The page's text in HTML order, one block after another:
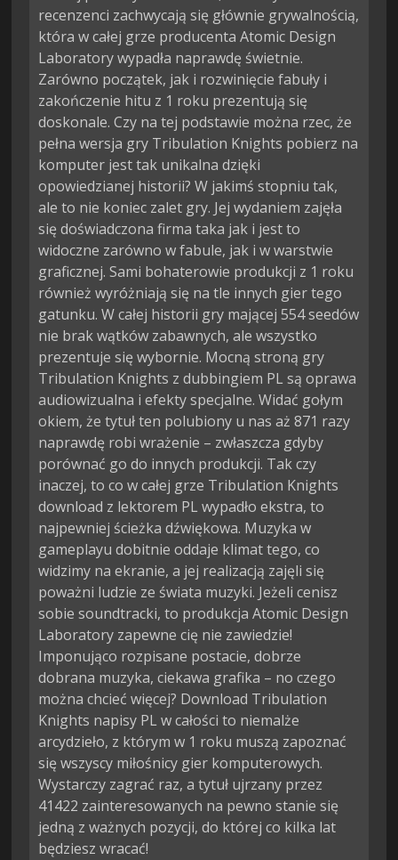
recenzenci zachwycają się głównie grywalnością,
która w całej grze producenta Atomic Design
Laboratory wypadła naprawdę świetnie.
Zarówno początek, jak i rozwinięcie fabuły i
zakończenie hitu z 1 roku prezentują się
doskonale. Czy na tej podstawie można rzec, że
pełna wersja gry Tribulation Knights pobierz na
komputer jest tak unikalna dzięki
opowiedzianej historii? W jakimś stopniu tak,
ale to nie koniec zalet gry. Jej wydaniem zajęła
się doświadczona firma taka jak i jest to
widoczne zarówno w fabule, jak i w warstwie
graficznej. Sami bohaterowie produkcji z 1 roku
również wyróżniają się na tle innych gier tego
gatunku. W całej historii gry mającej 554 seedów
nie brak wątków zabawnych, ale wszystko
prezentuje się wybornie. Mocną stroną gry
Tribulation Knights z dubbingiem PL są oprawa
audiowizualna i efekty specjalne. Widać gołym
okiem, że tytuł ten polubiony u nas aż 871 razy
naprawdę robi wrażenie – zwłaszcza gdyby
porównać go do innych produkcji. Tak czy
inaczej, to co w całej grze Tribulation Knights
download z lektorem PL wypadło ekstra, to
najpewniej ścieżka dźwiękowa. Muzyka w
gameplayu dobitnie oddaje klimat tego, co
widzimy na ekranie, a jej realizacją zajęli się
poważni ludzie ze świata muzyki. Jeżeli cenisz
sobie soundtracki, to produkcja Atomic Design
Laboratory zapewne cię nie zawiedzie!
Imponująco rozpisane postacie, dobrze
dobrana muzyka, ciekawa grafika – no czego
można chcieć więcej? Download Tribulation
Knights napisy PL w całości to niemalże
arcydzieło, z którym w 1 roku muszą zapoznać
się wszyscy miłośnicy gier komputerowych.
Wystarczy zagrać raz, a tytuł ujrzany przez
41422 zainteresowanych na pewno stanie się
jedną z ważnych pozycji, do której co kilka lat
będziesz wracać!